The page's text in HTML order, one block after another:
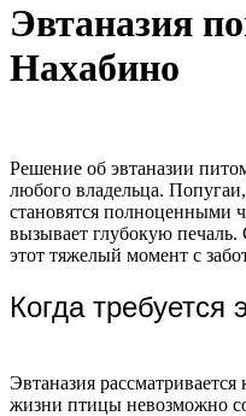
Эвтаназия
Нахабино
Решение об эвтаназии
любого владельца.
становятся полноценными
вызывает глубокую
этот тяжелый момент с
Когда требуется
Эвтаназия рассматривается
жизни птицы невозможно